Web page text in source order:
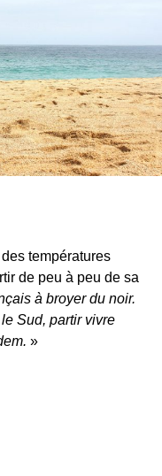
températures
de peu à peu de sa
à broyer du noir.
Sud, partir vivre
»